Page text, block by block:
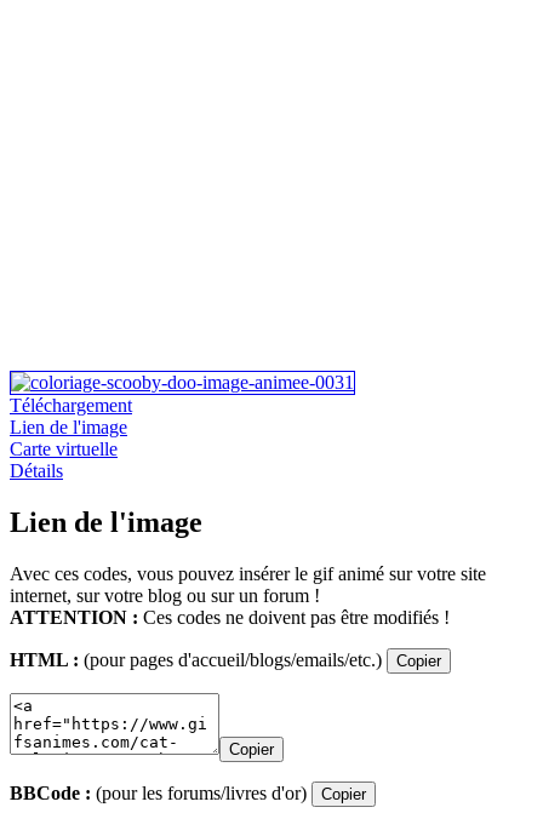
Téléchargement
Lien de l'image
Carte virtuelle
Détails
Lien de l'image
Avec ces codes, vous pouvez insérer le gif animé sur votre site
internet, sur votre blog ou sur un forum !
ATTENTION : Ces codes ne doivent pas être modifiés !
HTML : (pour pages d'accueil/blogs/emails/etc.) Copier
Copier
BBCode : (pour les forums/livres d'or) Copier